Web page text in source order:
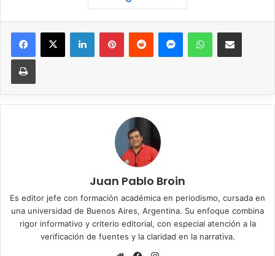
Facebook
X LinkedInPinterestReddit MessengerWhatsAppCompartir vía correo
Imprimir
Juan Pablo Broin
Es editor jefe con formación académica en periodismo, cursada en
una universidad de Buenos Aires, Argentina. Su enfoque combina
rigor informativo y criterio editorial, con especial atención a la
verificación de fuentes y la claridad en la narrativa.